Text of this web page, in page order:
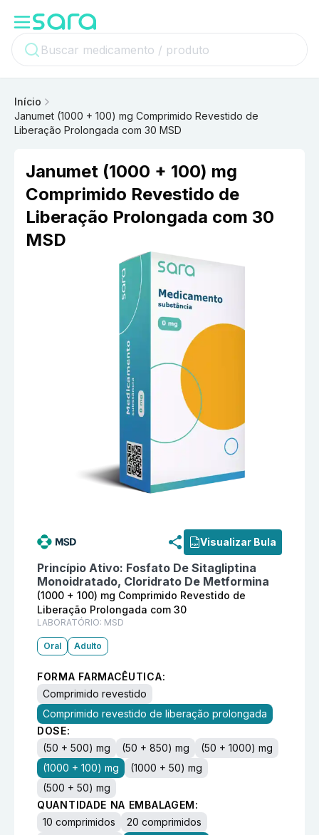
Início
Janumet (1000 + 100) mg Comprimido Revestido de
Liberação Prolongada com 30 MSD
Janumet (1000 + 100) mg
Comprimido Revestido de
Liberação Prolongada com 30
MSD
Visualizar Bula
Princípio Ativo: Fosfato De Sitagliptina
Monoidratado, Cloridrato De Metformina
(1000 + 100) mg Comprimido Revestido de
Liberação Prolongada com 30
LABORATÓRIO: MSD
Oral Adulto
FORMA FARMACÊUTICA:
Comprimido revestido
Comprimido revestido de liberação prolongada
DOSE:
(50 + 500) mg
(50 + 850) mg
(50 + 1000) mg
(1000 + 100) mg
(1000 + 50) mg
(500 + 50) mg
QUANTIDADE NA EMBALAGEM:
10 comprimidos
20 comprimidos